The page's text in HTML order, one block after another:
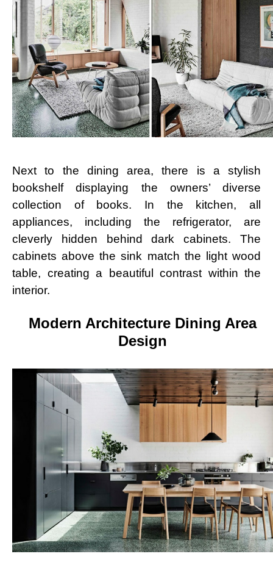
Next to the dining area, there is a stylish
bookshelf displaying the owners’ diverse
collection of books. In the kitchen, all
appliances, including the refrigerator, are
cleverly hidden behind dark cabinets. The
cabinets above the sink match the light wood
table, creating a beautiful contrast within the
interior.
Modern Architecture Dining Area
Design